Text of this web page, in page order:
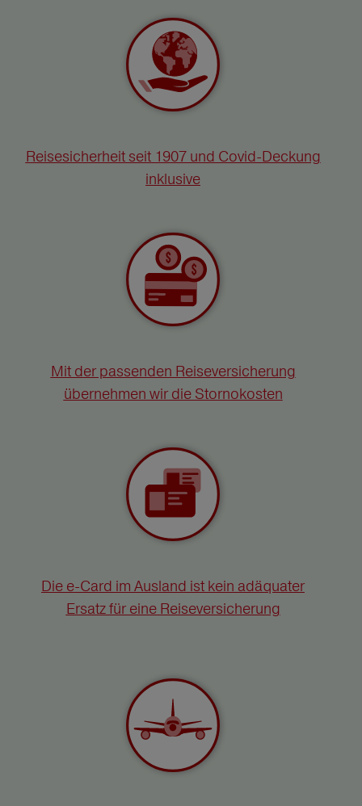
Reisesicherheit seit 1907 und Covid-Deckung
inklusive
Mit der passenden Reiseversicherung
übernehmen wir die Stornokosten
Die e-Card im Ausland ist kein adäquater
Ersatz für eine Reiseversicherung